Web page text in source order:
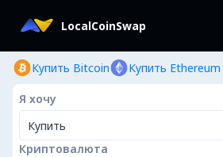
LocalCoinSwap
Купить Bitcoin Купить Ethereum
Я хочу
Купить
Криптовалюта